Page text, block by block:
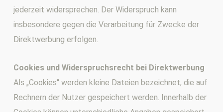
jederzeit widersprechen. Der Widerspruch kann
insbesondere gegen die Verarbeitung für Zwecke der
Direktwerbung erfolgen.
Cookies und Widerspruchsrecht bei Direktwerbung
Als „Cookies“ werden kleine Dateien bezeichnet, die auf
Rechnern der Nutzer gespeichert werden. Innerhalb der